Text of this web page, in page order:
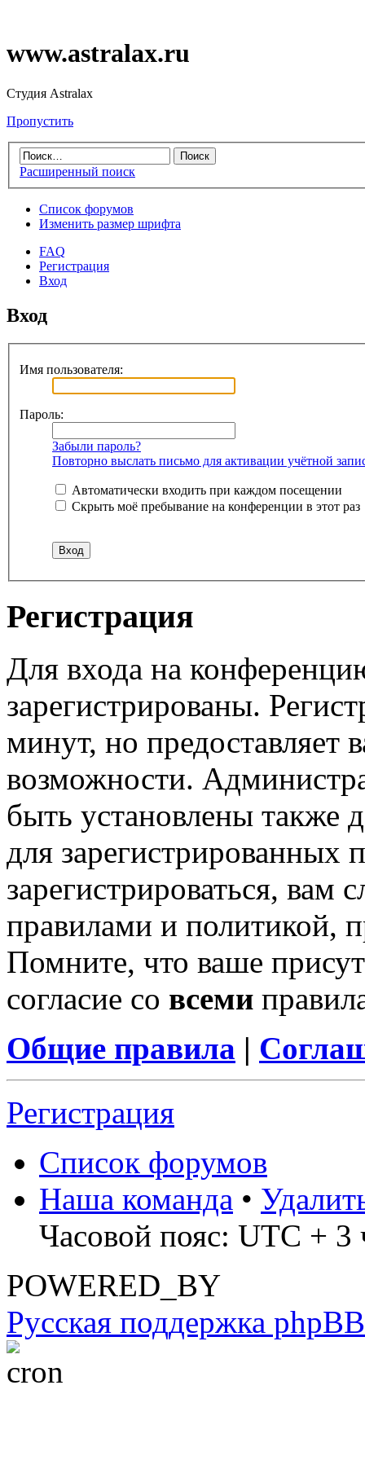
www.astralax.ru
Студия Astralax
Пропустить
Расширенный поиск
Список форумов
Изменить размер шрифта
FAQ
Регистрация
Вход
Вход
Имя пользователя:
Пароль:
Забыли пароль?
Повторно выслать письмо для активации учётной
Автоматически входить при каждом посещении
Скрыть моё пребывание на конференции в этот раз
Регистрация
Для входа на
зарегистрированы.
минут, но предоставляет
возможности.
быть установлены также
для зарегистрированных
зарегистрироваться, вам
правилами и политикой,
Помните, что ваше
согласие со всеми
Общие правила |
Регистрация
Список форумов
Наша команда •
Часовой пояс: UTC + 3
POWERED_BY
Русская поддержка phpBB